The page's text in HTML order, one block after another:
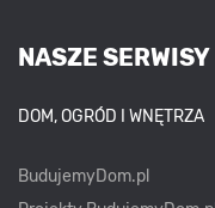
NASZE SERWISY
DOM, OGRÓD I WNĘTRZA
BudujemyDom.pl